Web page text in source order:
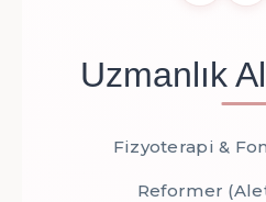
Uzmanlık
Fizyoterapi &
Reformer